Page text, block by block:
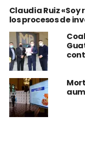
Claudia Ruiz «Soy
los procesos de